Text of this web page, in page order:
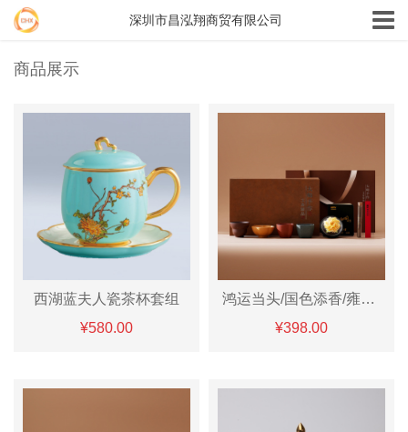
商品展示
西湖蓝夫人瓷茶杯套组
¥580.00
鸿运当头/国色添香/雍容华贵香插套组
¥398.00
深圳市昌泓翔商贸有限公司